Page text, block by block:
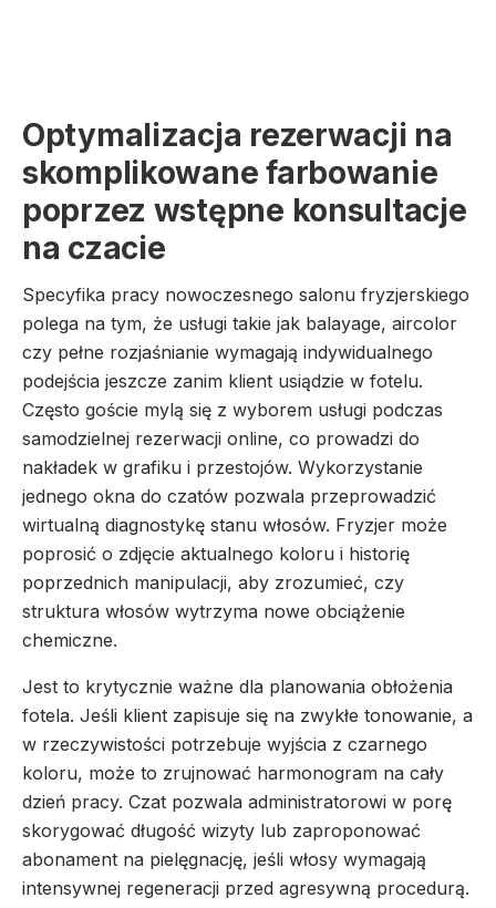
Optymalizacja rezerwacji na
skomplikowane farbowanie
poprzez wstępne konsultacje
na czacie
Specyfika pracy nowoczesnego salonu fryzjerskiego
polega na tym, że usługi takie jak balayage, aircolor
czy pełne rozjaśnianie wymagają indywidualnego
podejścia jeszcze zanim klient usiądzie w fotelu.
Często goście mylą się z wyborem usługi podczas
samodzielnej rezerwacji online, co prowadzi do
nakładek w grafiku i przestojów. Wykorzystanie
jednego okna do czatów pozwala przeprowadzić
wirtualną diagnostykę stanu włosów. Fryzjer może
poprosić o zdjęcie aktualnego koloru i historię
poprzednich manipulacji, aby zrozumieć, czy
struktura włosów wytrzyma nowe obciążenie
chemiczne.
Jest to krytycznie ważne dla planowania obłożenia
fotela. Jeśli klient zapisuje się na zwykłe tonowanie, a
w rzeczywistości potrzebuje wyjścia z czarnego
koloru, może to zrujnować harmonogram na cały
dzień pracy. Czat pozwala administratorowi w porę
skorygować długość wizyty lub zaproponować
abonament na pielęgnację, jeśli włosy wymagają
intensywnej regeneracji przed agresywną procedurą.